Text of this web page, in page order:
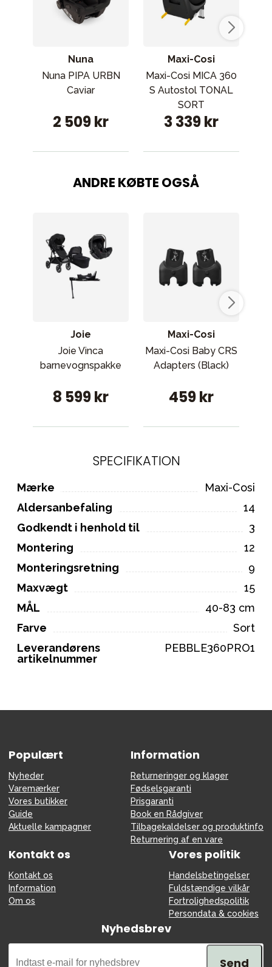
Nuna
Nuna PIPA URBN
Caviar
2 509 kr
Maxi-Cosi
Maxi-Cosi MICA 360
S Autostol TONAL
SORT
3 339 kr
ANDRE KØBTE OGSÅ
Joie
Joie Vinca
barnevognspakke
8 599 kr
Maxi-Cosi
Maxi-Cosi Baby CRS
Adapters (Black)
459 kr
SPECIFIKATION
Mærke
Maxi-Cosi
Aldersanbefaling
14
Godkendt i henhold til
3
Montering
12
Monteringsretning
9
Maxvægt
15
MÅL
40-83 cm
Farve
Sort
Leverandørens
artikelnummer
PEBBLE360PRO1
Populært
Nyheder
Varemærker
Vores butikker
Guide
Aktuelle kampagner
Information
Returneringer og klager
Fødselsgaranti
Prisgaranti
Book en Rådgiver
Tilbagekaldelser og produktinfo
Returnering af en vare
Kontakt os
Kontakt os
Information
Om os
Vores politik
Handelsbetingelser
Fuldstændige vilkår
Fortrolighedspolitik
Persondata & cookies
Nyhedsbrev
Send